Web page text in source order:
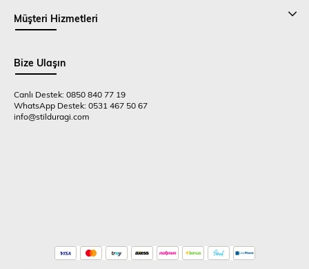
Müşteri Hizmetleri
Bize Ulaşın
Canlı Destek: 0850 840 77 19
WhatsApp Destek: 0531 467 50 67
info@stilduragi.com